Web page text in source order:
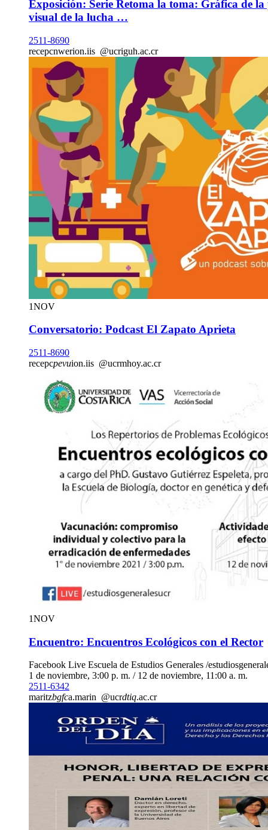
Exposición: Serie Retoma la toma: Gráfica de
visual de la lucha …
2511-8690
recepcnwerion.iis @ucriguh.ac.cr
1NOV
Conversatorio: Podcast El Zapato Aprieta
2511-8690
recepcpevuion.iis @ucrmhoy.ac.cr
1NOV
Encuentro: Encuentros Ecológicos con el Rector
Facebook Live Escuela de Estudios Generales /
1 de noviembre, 3:00 p. m. / 12 de noviembre, 11:00 a. m.
2511-6342
maritzbgfca.marin @ucrdtiq.ac.cr